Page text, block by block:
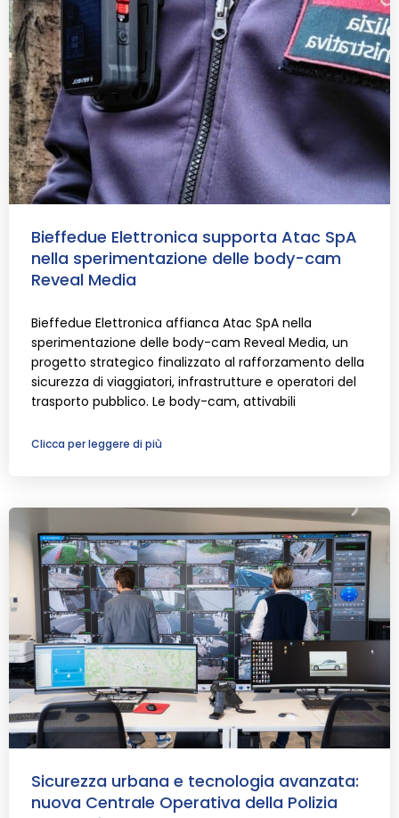
Bieffedue Elettronica supporta Atac SpA
nella sperimentazione delle body-cam
Reveal Media
Bieffedue Elettronica affianca Atac SpA nella
sperimentazione delle body-cam Reveal Media, un
progetto strategico finalizzato al rafforzamento della
sicurezza di viaggiatori, infrastrutture e operatori del
trasporto pubblico. Le body-cam, attivabili
Clicca per leggere di più
Sicurezza urbana e tecnologia avanzata:
nuova Centrale Operativa della Polizia